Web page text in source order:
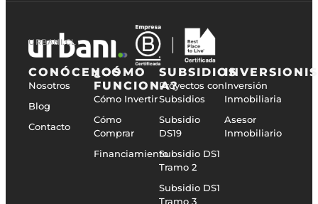
URBANI.CL
CONÓCENOS
Nosotros
Blog
Contacto
¿CÓMO
FUNCIONA?
Cómo Invertir
Cómo
Comprar
Financiamiento
SUBSIDIOS
Proyectos con
Subsidios
Subsidio
DS19
Subsidio DS1
Tramo 2
Subsidio DS1
Tramo 3
Inversión
Inmobiliaria
Asesor
Inmobiliario